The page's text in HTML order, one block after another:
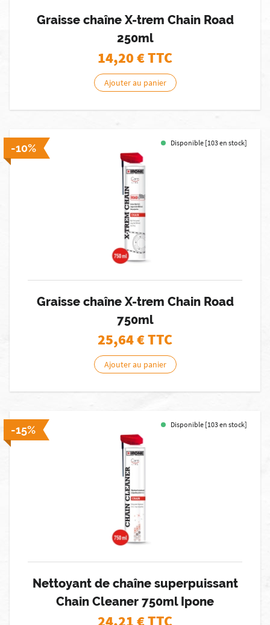
Graisse chaîne X-trem Chain Road
250ml
14,20€ TTC
Ajouter au panier
-10% Disponible [103 en stock]
Graisse chaîne X-trem Chain Road
750ml
25,64€ TTC
Ajouter au panier
-15% Disponible [103 en stock]
Nettoyant de chaîne superpuissant
Chain Cleaner 750ml Ipone
24,21€ TTC